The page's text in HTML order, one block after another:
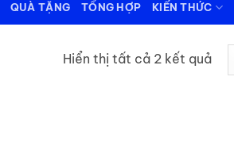
QUÀ TẶNG TỔNG HỢP KIẾN THỨC
Hiển thị tất cả 2 kết quả